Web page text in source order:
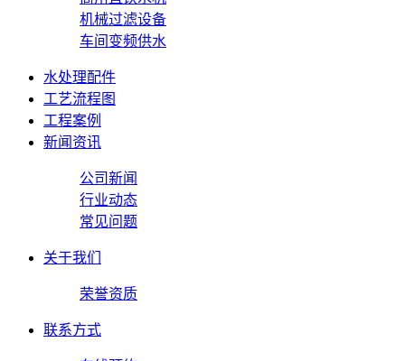
机械过滤设备
车间变频供水
水处理配件
工艺流程图
工程案例
新闻资讯
公司新闻
行业动态
常见问题
关于我们
荣誉资质
联系方式